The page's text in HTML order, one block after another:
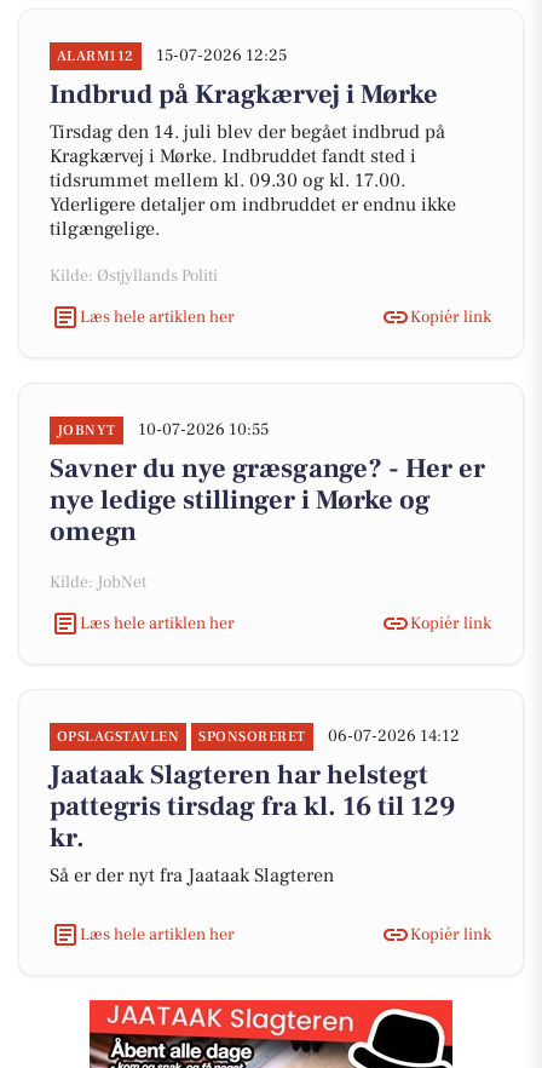
ALARM112 15-07-2026 12:25
Indbrud på Kragkærvej i Mørke
Tirsdag den 14. juli blev der begået indbrud på
Kragkærvej i Mørke. Indbruddet fandt sted i
tidsrummet mellem kl. 09.30 og kl. 17.00.
Yderligere detaljer om indbruddet er endnu ikke
tilgængelige.
Kilde: Østjyllands Politi
Læs hele artiklen her
Kopiér link
JOBNYT 10-07-2026 10:55
Savner du nye græsgange? - Her er
nye ledige stillinger i Mørke og
omegn
Kilde: JobNet
Læs hele artiklen her
Kopiér link
OPSLAGSTAVLEN SPONSORERET 06-07-2026 14:12
Jaataak Slagteren har helstegt
pattegris tirsdag fra kl. 16 til 129
kr.
Så er der nyt fra Jaataak Slagteren
Læs hele artiklen her Kopiér link